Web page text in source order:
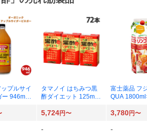
プルサイ
946ml×
タマノイ はちみつ黒
酢ダイエット 125ml ×
富士薬品 フ
QUA
5,724円〜 3,780円〜
- -